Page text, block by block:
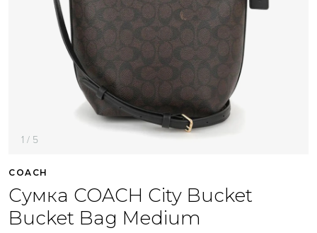
1 / 5
COACH
Сумка COACH City Bucket
Bucket Bag Medium